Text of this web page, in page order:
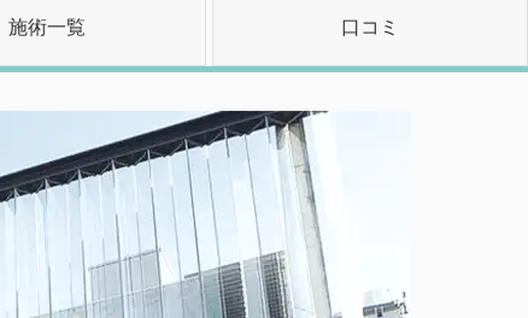
施術一覧 口コミ